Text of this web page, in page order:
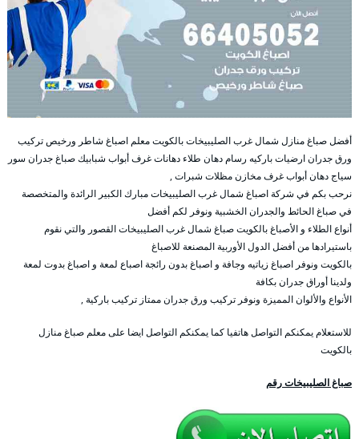
أفضل صباغ منازل شمال غرب الصليبيخات بالكويت معلم اصباغ شاطر ورخيص تركيب
ورق جدران ارضيات باركيه رسام دهان طلاء دهانات غرف أبواب شبابيك صباغ جدران سور
سياج دهان أبواب غرف مخازن مظلات شبرات ,
نرحب بكم في شركة اصباغ شمال غرب الصليبيخات مبارك الكبير الرائدة والمتخصصة
في صباغ الحائط والجدران الخشبية ونوفر لكم أفضل
أنواع الطلاء و الأصباغ بالكويت صباغ شمال غرب الصليبيخات القصور والتي نقوم
باستيرادها من أفضل الدول الأوربية المصنعة للاصباغ
بالكويت ونوفر اصباغ زياتيه وجافة و اصباغ بدون رائجة اصباع لمعة و اصباغ بدوت لمعة
ولدينا أوراق جدران بكافة
الأنواع والألوان المميزة ونوفر تركيب ورق جدران ممتاز تركيب باركية ,
للاستعلام يمكنكم التواصل هاتفيا كما يمكنكم التواصل ايضا على معلم صباغ منازل
بالكويت
صباغ الصليبيخات رقم